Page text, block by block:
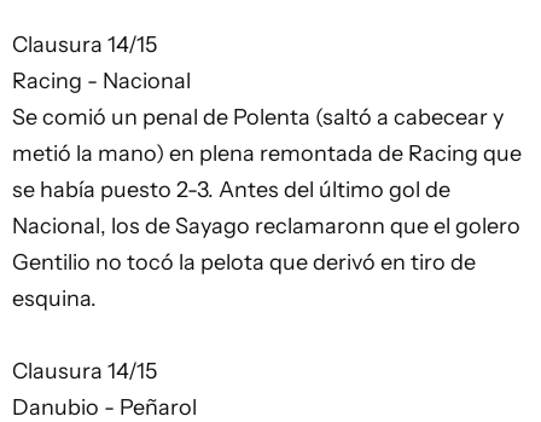
Clausura 14/15
Racing - Nacional
Se comió un penal de Polenta (saltó a cabecear y
metió la mano) en plena remontada de Racing que
se había puesto 2-3. Antes del último gol de
Nacional, los de Sayago reclamaronn que el golero
Gentilio no tocó la pelota que derivó en tiro de
esquina.
Clausura 14/15
Danubio - Peñarol